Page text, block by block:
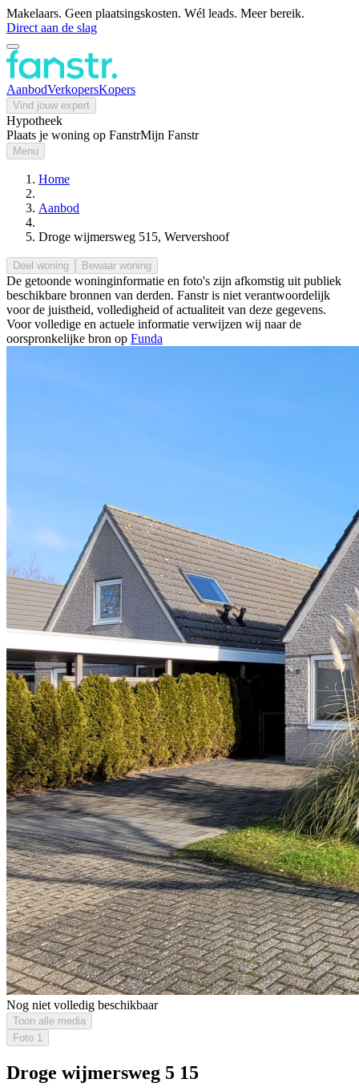
Makelaars. Geen plaatsingskosten. Wél leads. Meer bereik.
Direct aan de slag
AanbodVerkopersKopers
Vind jouw expert
Hypotheek
Plaats je woning op FanstrMijn Fanstr
Menu
Home
Aanbod
Droge wijmersweg 515, Wervershoof
Deel woning Bewaar woning
De getoonde woninginformatie en foto's zijn afkomstig uit publiek
beschikbare bronnen van derden. Fanstr is niet verantwoordelijk
voor de juistheid, volledigheid of actualiteit van deze gegevens.
Voor volledige en actuele informatie verwijzen wij naar de
oorspronkelijke bron op Funda
Nog niet volledig beschikbaar
Toon alle media
Foto 1
Droge wijmersweg 5 15